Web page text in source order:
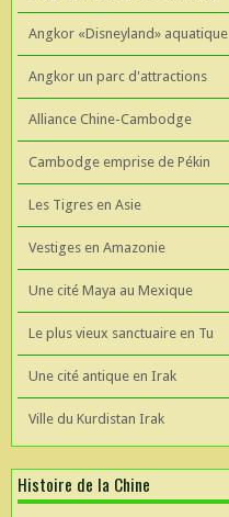
Angkor «Disneyland» aquatique
Angkor un parc d'attractions
Alliance Chine-Cambodge
Cambodge emprise de Pékin
Les Tigres en Asie
Vestiges en Amazonie
Une cité Maya au Mexique
Le plus vieux sanctuaire en Tu
Une cité antique en Irak
Ville du Kurdistan Irak
Histoire de la Chine